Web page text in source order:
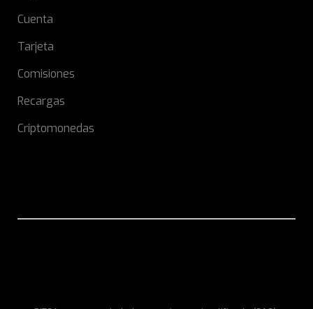
Cuenta
Tarjeta
Comisiones
Recargas
Criptomonedas